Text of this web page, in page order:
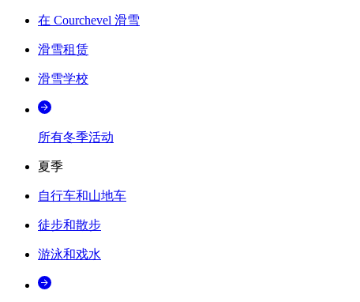
在 Courchevel 滑雪
滑雪租赁
滑雪学校
所有冬季活动
夏季
自行车和山地车
徒步和散步
游泳和戏水